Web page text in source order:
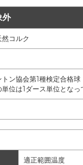
外
コルク
ン協会第1種検定合格球
位は1ダース単位とな
適正範囲温度